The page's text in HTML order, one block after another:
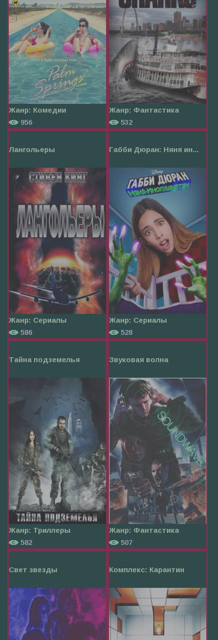
Жанр: Комедии
956
Жанр: Фантастика
532
Лангольеры
Жанр: Сериалы
586
Габби Дюран: Няня ин...
Жанр: Сериалы
528
Тайна подземелья
Жанр: Триллеры
582
Звуковая волна
Жанр: Фантастика
507
Свет звезды Комплекс: Карантин